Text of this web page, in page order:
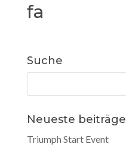
fa
Suche
Neueste beiträge
Triumph Start Event